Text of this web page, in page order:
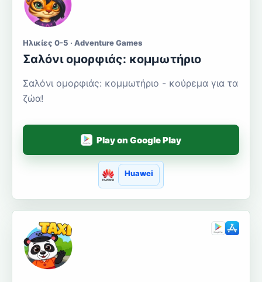
Ηλικίες 0-5 · Adventure Games
Σαλόνι ομορφιάς: κομμωτήριο
Σαλόνι ομορφιάς: κομμωτήριο - κούρεμα για τα
ζώα!
Play on Google Play
Huawei